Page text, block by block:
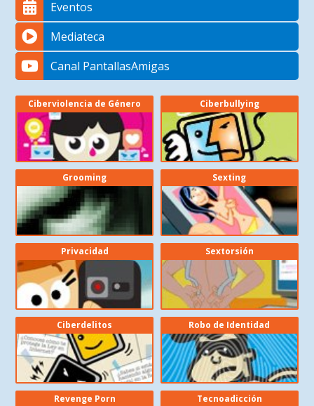
Eventos
Mediateca
Canal PantallasAmigas
Ciberviolencia de Género Ciberbullying
Grooming Sexting
Privacidad Sextorsión
Ciberdelitos Robo de Identidad
Revenge Porn Tecnoadicción